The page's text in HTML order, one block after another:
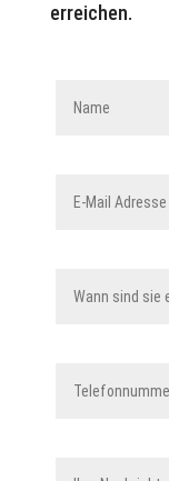
erreichen.